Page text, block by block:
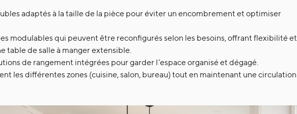
adaptés à la taille de la pièce pour éviter un encombrement et optimiser
modulables qui peuvent être reconfigurés selon les besoins, offrant flexibilité et
table de salle à manger extensible.
de rangement intégrées pour garder l’espace organisé et dégagé.
les différentes zones (cuisine, salon, bureau) tout en maintenant une circulation